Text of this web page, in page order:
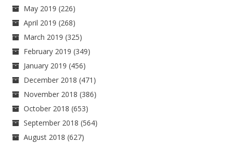
May 2019 (226)
April 2019 (268)
March 2019 (325)
February 2019 (349)
January 2019 (456)
December 2018 (471)
November 2018 (386)
October 2018 (653)
September 2018 (564)
August 2018 (627)